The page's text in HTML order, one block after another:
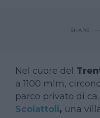
SHARE
Nel cuore del
a 1100 mlm,
parco privato di
Scoiattoli, una